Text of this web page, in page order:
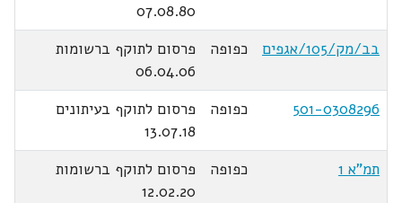
07.08.80
בב/מק/105/אגפים
כפופה
פרסום לתוקף ברשומות
06.04.06
501-0308296
כפופה
פרסום לתוקף בעיתונים
13.07.18
תמ"א 1
כפופה
פרסום לתוקף ברשומות
12.02.20